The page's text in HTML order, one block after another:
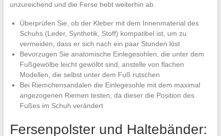
unzureichend und die Ferse hebt weiterhin ab.
Überprüfen Sie, ob der Kleber mit dem Innenmaterial des
Schuhs (Leder, Synthetik, Stoff) kompatibel ist, um zu
vermeiden, dass er sich nach ein paar Stunden löst
Bevorzugen Sie anatomische Einlegesohlen, die unter dem
Fußgewölbe leicht gewölbt sind, anstelle von flachen
Modellen, die selbst unter dem Fuß rutschen
Bei Riemchensandalen die Einlegesohle mit dem maximal
angezogenen Riemen testen, da dieser die Position des
Fußes im Schuh verändert
Fersenpolster und Haltebänder: